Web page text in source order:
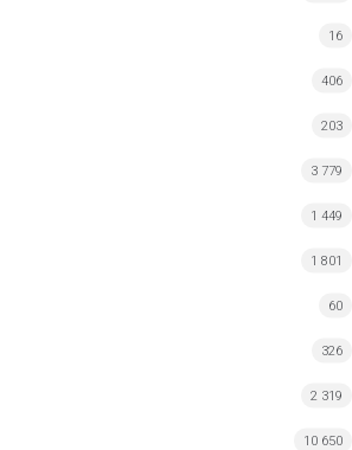
16
406
203
3 779
1 449
1 801
60
326
2 319
10 650